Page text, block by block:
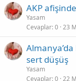
AKP
Yasam
Cevaplar 0 23
sert düşüş
Yasam
Cevaplar 0 22